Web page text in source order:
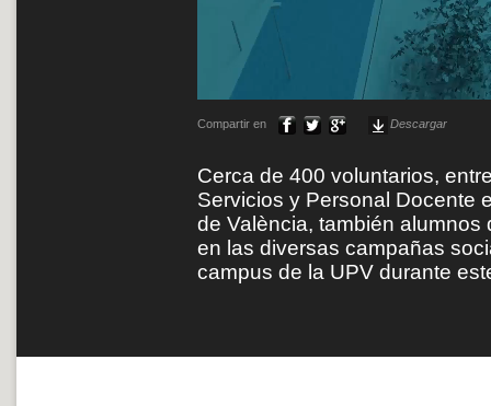
Compartir en Descargar
Cerca de 400 voluntarios,
Servicios y Personal Docente
de València, también
en las diversas campañas
campus de la UPV durante